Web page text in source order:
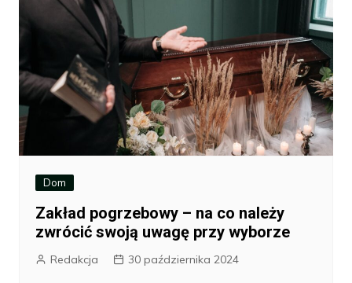
Dom
Zakład pogrzebowy – na co należy
zwrócić swoją uwagę przy wyborze
Redakcja 30 października 2024